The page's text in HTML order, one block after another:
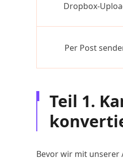
Dropbox-
Per Post
Teil 1.
Bevor wir mit unserer